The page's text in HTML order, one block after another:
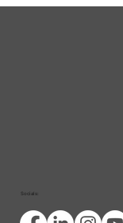
Socials: